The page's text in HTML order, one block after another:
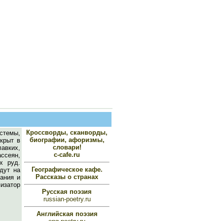
в
руд.
на
и
Кроссворды, сканворды,
биографии, афоризмы,
словари!
c-cafe.ru
Географическое кафе.
Рассказы о странах
Русская поэзия
russian-poetry.ru
Английская поэзия